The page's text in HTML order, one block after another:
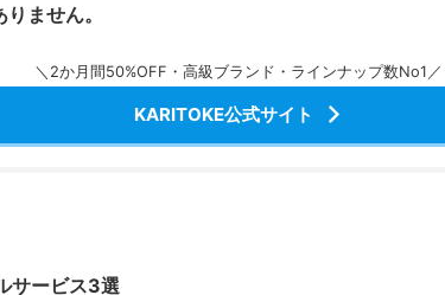
ません。
＼2か月間50%OFF・高級ブランド・ラインナップ数No1／
KARITOKE公式サイト
サービス3選